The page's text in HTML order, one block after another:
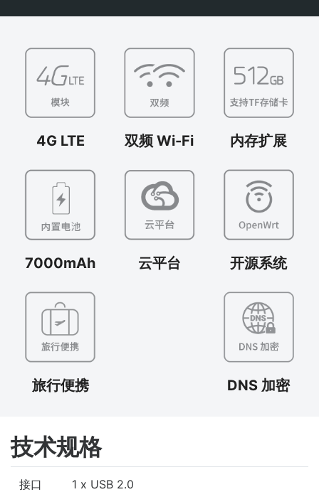
4G LTE 双频 Wi-Fi 内存扩展
7000mAh 云平台 开源系统
旅行便携 DNS 加密
技术规格
接口
1 x USB 2.0